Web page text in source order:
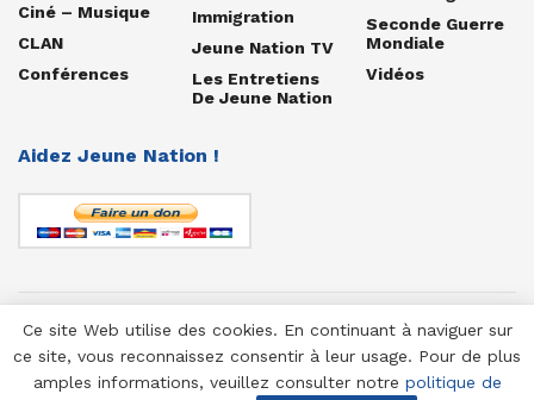
Ciné – Musique
CLAN
Conférences
Immigration
Jeune Nation TV
Les Entretiens
De Jeune Nation
Seconde Guerre
Mondiale
Vidéos
Aidez Jeune Nation !
© 1958-2025 Jeune Nation
Ce site Web utilise des cookies. En continuant à naviguer sur
ce site, vous reconnaissez consentir à leur usage. Pour de plus
amples informations, veuillez consulter notre politique de